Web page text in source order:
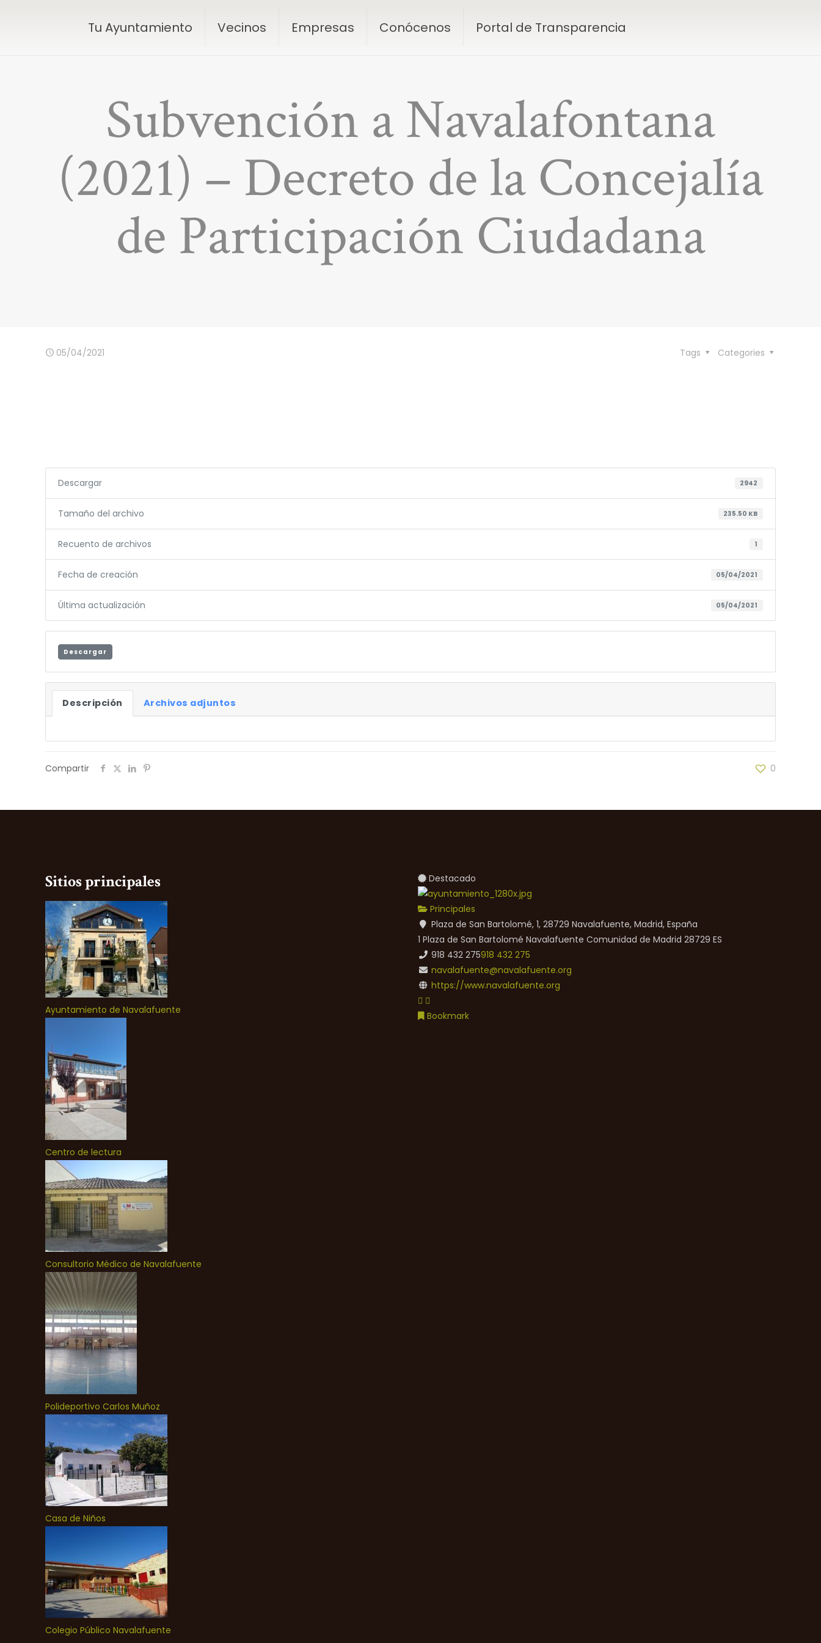
Tu Ayuntamiento Vecinos Empresas Conócenos Portal de Transparencia
Subvención a Navalafontana
(2021) – Decreto de la Concejalía
de Participación Ciudadana
05/04/2021 Categories
Tags
Descargar 2942
Tamaño del archivo 235.50 KB
Recuento de archivos 1
Fecha de creación 05/04/2021
Última actualización 05/04/2021
Descargar
Descripción Archivos adjuntos
Compartir 0
Sitios principales
Ayuntamiento de Navalafuente
Centro de lectura
Consultorio Médico de Navalafuente
Polideportivo Carlos Muñoz
Casa de Niños
Colegio Público Navalafuente
Destacado
Principales
Plaza de San Bartolomé, 1, 28729 Navalafuente, Madrid, España
1 Plaza de San Bartolomé Navalafuente Comunidad de Madrid 28729 ES
918 432 275918 432 275
navalafuente@navalafuente.org
https://www.navalafuente.org
Bookmark